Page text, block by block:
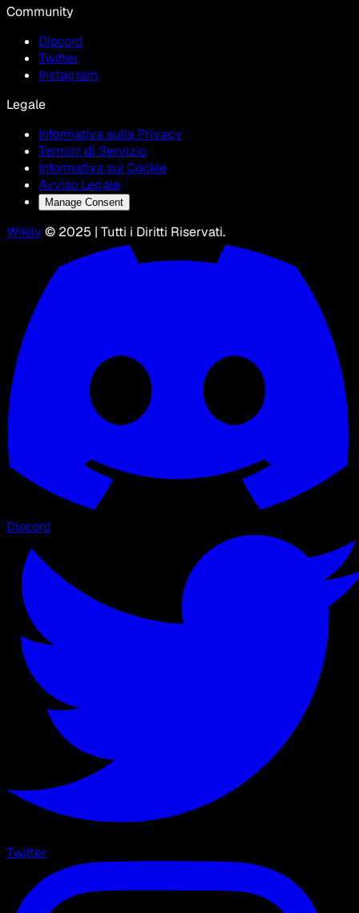
Community
Discord
Twitter
Instagram
Legale
Informativa sulla Privacy
Termini di Servizio
Informativa sui Cookie
Avviso Legale
Manage Consent
Wikily © 2025 | Tutti i Diritti Riservati.
Discord
Twitter